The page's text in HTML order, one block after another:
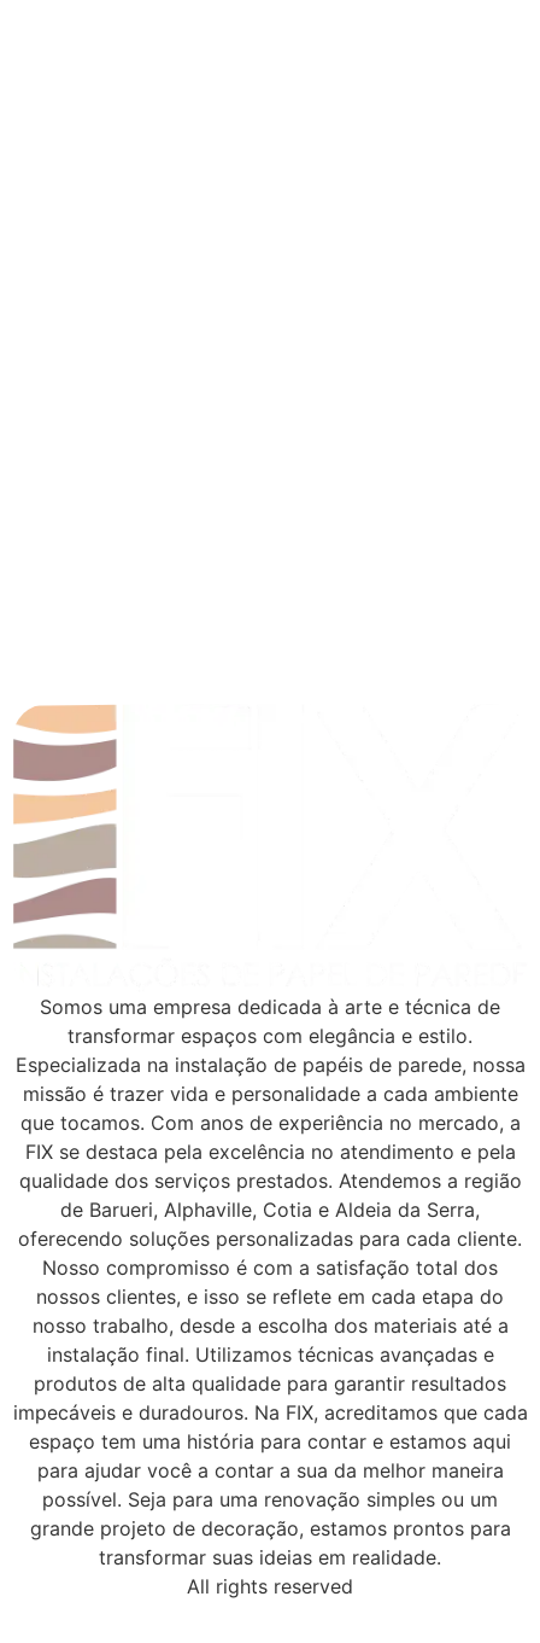
Somos uma empresa dedicada à arte e técnica de
transformar espaços com elegância e estilo.
Especializada na instalação de papéis de parede, nossa
missão é trazer vida e personalidade a cada ambiente
que tocamos. Com anos de experiência no mercado, a
FIX se destaca pela excelência no atendimento e pela
qualidade dos serviços prestados. Atendemos a região
de Barueri, Alphaville, Cotia e Aldeia da Serra,
oferecendo soluções personalizadas para cada cliente.
Nosso compromisso é com a satisfação total dos
nossos clientes, e isso se reflete em cada etapa do
nosso trabalho, desde a escolha dos materiais até a
instalação final. Utilizamos técnicas avançadas e
produtos de alta qualidade para garantir resultados
impecáveis e duradouros. Na FIX, acreditamos que cada
espaço tem uma história para contar e estamos aqui
para ajudar você a contar a sua da melhor maneira
possível. Seja para uma renovação simples ou um
grande projeto de decoração, estamos prontos para
transformar suas ideias em realidade.
All rights reserved